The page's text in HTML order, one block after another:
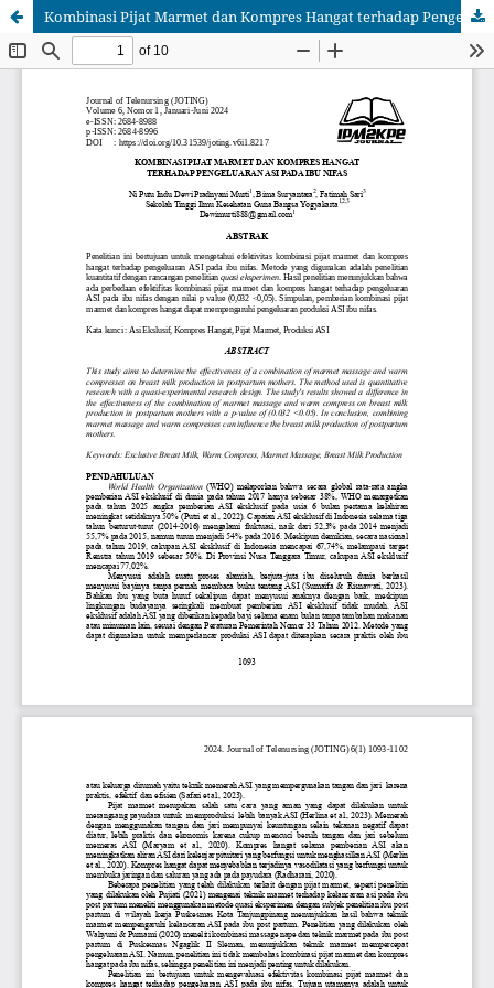
Kombinasi Pijat Marmet dan Kompres Hangat terhadap Pengeluaran Asi pada Ibu Nifas